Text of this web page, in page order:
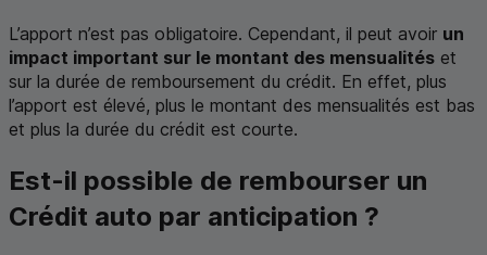
L’apport n’est pas obligatoire. Cependant, il peut avoir un
impact important sur le montant des mensualités et
sur la durée de remboursement du crédit. En effet, plus
l’apport est élevé, plus le montant des mensualités est bas
et plus la durée du crédit est courte.
Est-il possible de rembourser un
Crédit auto par anticipation ?